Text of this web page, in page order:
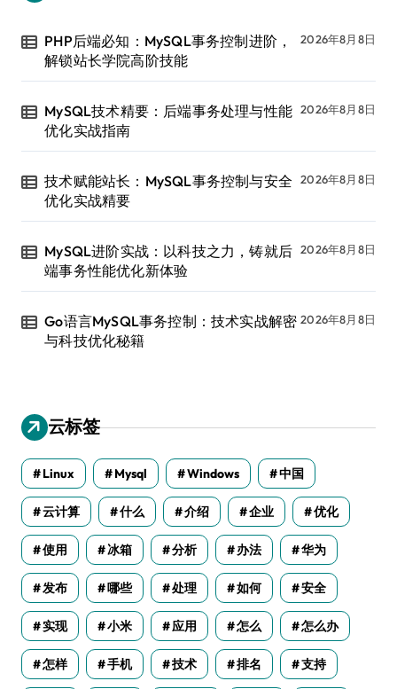
PHP后端必知：MySQL事务控制进阶，
解锁站长学院高阶技能
2026年8月8日
MySQL技术精要：后端事务处理与性能
优化实战指南
2026年8月8日
技术赋能站长：MySQL事务控制与安全
优化实战精要
2026年8月8日
MySQL进阶实战：以科技之力，铸就后
端事务性能优化新体验
2026年8月8日
Go语言MySQL事务控制：技术实战解密
与科技优化秘籍
2026年8月8日
云标签
Linux Mysql Windows 中国
云计算 什么 介绍 企业 优化
使用 冰箱 分析 办法 华为
发布 哪些 处理 如何 安全
实现 小米 应用 怎么 怎么办
怎样 手机 技术 排名 支持